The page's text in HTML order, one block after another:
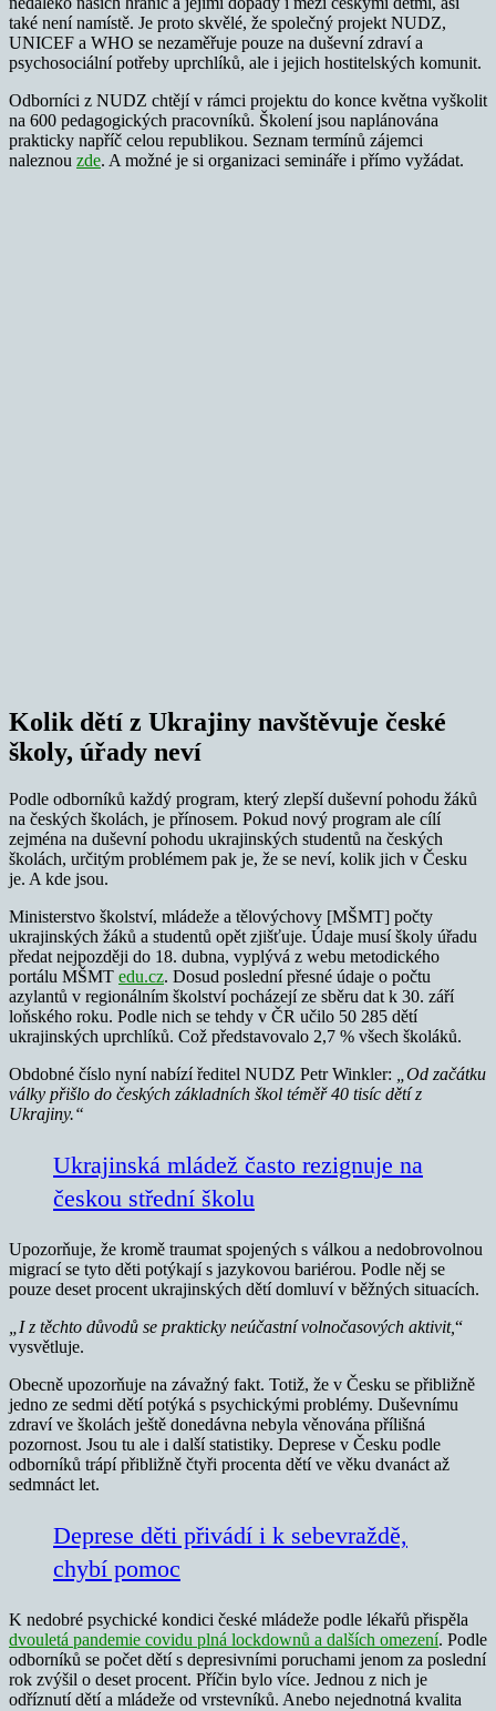
také není namístě. Je proto skvělé, že společný projekt NUDZ,
UNICEF a WHO se nezaměřuje pouze na duševní zdraví a
psychosociální potřeby uprchlíků, ale i jejich hostitelských komunit.
Odborníci z NUDZ chtějí v rámci projektu do konce května vyškolit
na 600 pedagogických pracovníků. Školení jsou naplánována
prakticky napříč celou republikou. Seznam termínů zájemci
naleznou zde. A možné je si organizaci semináře i přímo vyžádat.
Kolik dětí z Ukrajiny navštěvuje české
školy, úřady neví
Podle odborníků každý program, který zlepší duševní pohodu žáků
na českých školách, je přínosem. Pokud nový program ale cílí
zejména na duševní pohodu ukrajinských studentů na českých
školách, určitým problémem pak je, že se neví, kolik jich v Česku
je. A kde jsou.
Ministerstvo školství, mládeže a tělovýchovy [MŠMT] počty
ukrajinských žáků a studentů opět zjišťuje. Údaje musí školy úřadu
předat nejpozději do 18. dubna, vyplývá z webu metodického
portálu MŠMT edu.cz. Dosud poslední přesné údaje o počtu
azylantů v regionálním školství pocházejí ze sběru dat k 30. září
loňského roku. Podle nich se tehdy v ČR učilo 50 285 dětí
ukrajinských uprchlíků. Což představovalo 2,7 % všech školáků.
Obdobné číslo nyní nabízí ředitel NUDZ Petr Winkler:
„Od začátku
války přišlo do českých základních škol téměř 40 tisíc dětí z
Ukrajiny.“
Ukrajinská mládež často rezignuje na
českou střední školu
Upozorňuje, že kromě traumat spojených s válkou a nedobrovolnou
migrací se tyto děti potýkají s jazykovou bariérou. Podle něj se
pouze deset procent ukrajinských dětí domluví v běžných situacích.
„I z těchto důvodů se prakticky neúčastní volnočasových aktivit,“
vysvětluje.
Obecně upozorňuje na závažný fakt. Totiž, že v Česku se přibližně
jedno ze sedmi dětí potýká s psychickými problémy. Duševnímu
zdraví ve školách ještě donedávna nebyla věnována přílišná
pozornost. Jsou tu ale i další statistiky. Deprese v Česku podle
odborníků trápí přibližně čtyři procenta dětí ve věku dvanáct až
sedmnáct let.
Deprese děti přivádí i k sebevraždě,
chybí pomoc
K nedobré psychické kondici české mládeže podle lékařů přispěla
dvouletá pandemie covidu plná lockdownů a dalších omezení. Podle
odborníků se počet dětí s depresivními poruchami jenom za poslední
rok zvýšil o deset procent. Příčin bylo více. Jednou z nich je
odříznutí dětí a mládeže od vrstevníků. Anebo nejednotná kvalita